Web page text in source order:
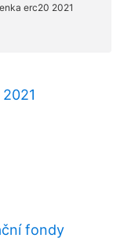
fondy